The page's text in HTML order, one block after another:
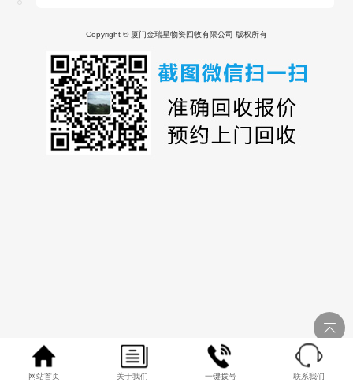
Copyright © 厦门金瑞星物资回收有限公司 版权所有
网站首页 关于我们 一键拨号 联系我们